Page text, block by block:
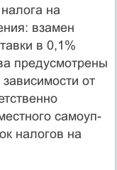
на
взамен
в 0,1%
предусмотрены
от
самоуп­
налогов на